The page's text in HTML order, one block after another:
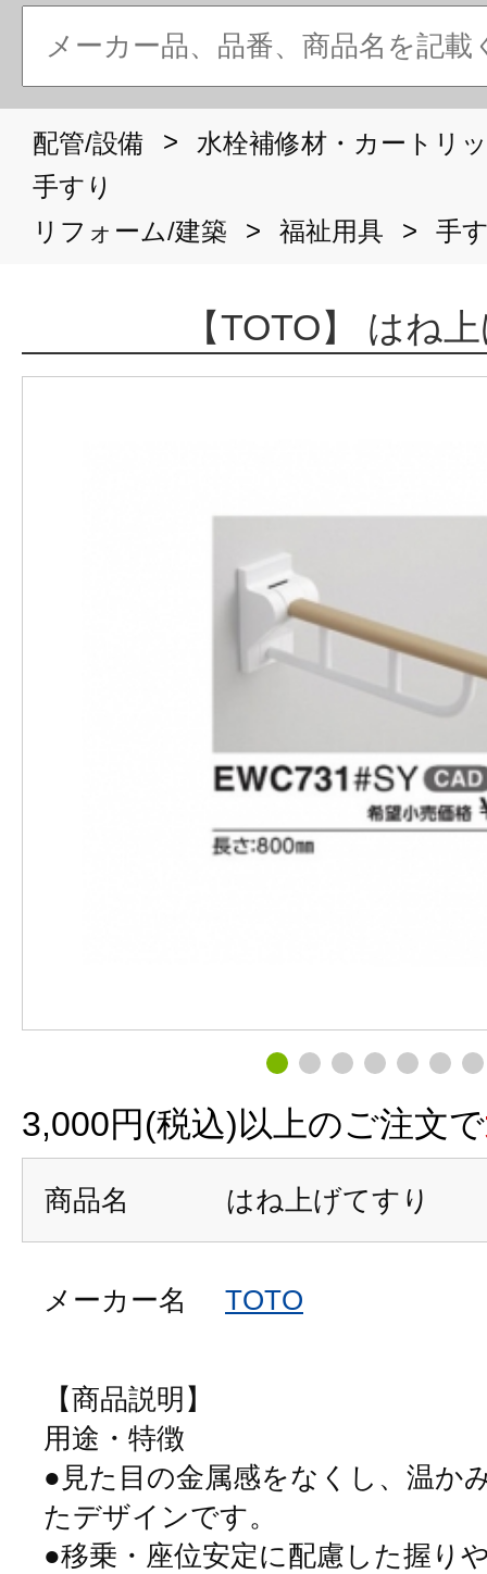
配管/設備 >
水栓補修材・カートリ
手すり
リフォーム/建築
> 福祉用具 > 手
【TOTO】 はね
3,000円(税込)以上のご注文で
商品名 はね上げてすり
メーカー名 TOTO
【商品説明】
用途・特徴
●見た目の金属感をなくし、温か
たデザインです。
●移乗・座位安定に配慮した握り